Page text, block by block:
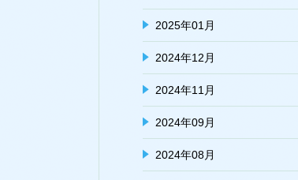
2025年01月
2024年12月
2024年11月
2024年09月
2024年08月